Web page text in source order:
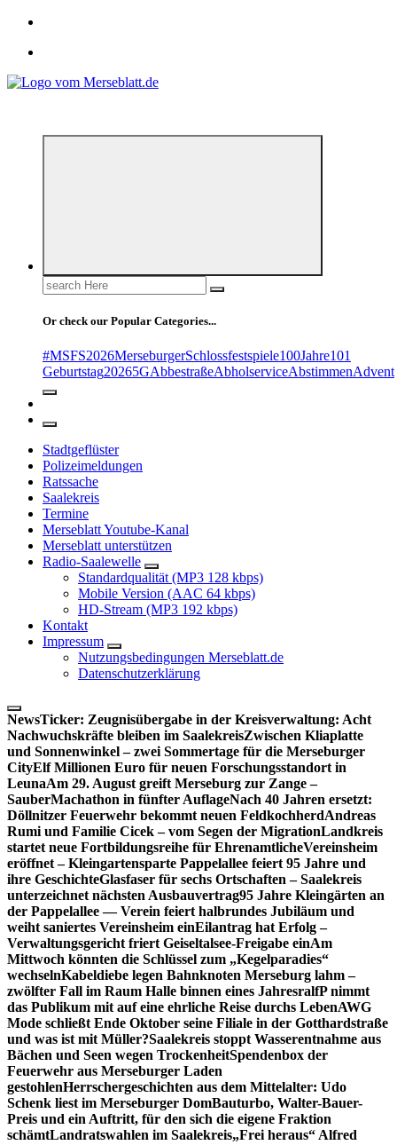
Search
for:
Or check our Popular Categories...
#MSFS2026MerseburgerSchlossfestspiele100Jahre101
Geburtstag20265GAbbestraßeAbholserviceAbstimmenAdvent
Stadtgeflüster
Polizeimeldungen
Ratssache
Saalekreis
Termine
Merseblatt Youtube-Kanal
Merseblatt unterstützen
Radio-Saalewelle
Standardqualität (MP3 128 kbps)
Mobile Version (AAC 64 kbps)
HD-Stream (MP3 192 kbps)
Kontakt
Impressum
Nutzungsbedingungen Merseblatt.de
Datenschutzerklärung
NewsTicker: Zeugnisübergabe in der Kreisverwaltung: Acht
Nachwuchskräfte bleiben im SaalekreisZwischen Kliaplatte
und Sonnenwinkel – zwei Sommertage für die Merseburger
CityElf Millionen Euro für neuen Forschungsstandort in
LeunaAm 29. August greift Merseburg zur Zange –
SauberMachathon in fünfter AuflageNach 40 Jahren ersetzt:
Döllnitzer Feuerwehr bekommt neuen FeldkochherdAndreas
Rumi und Familie Cicek – vom Segen der MigrationLandkreis
startet neue Fortbildungsreihe für EhrenamtlicheVereinsheim
eröffnet – Kleingartensparte Pappelallee feiert 95 Jahre und
ihre GeschichteGlasfaser für sechs Ortschaften – Saalekreis
unterzeichnet nächsten Ausbauvertrag95 Jahre Kleingärten an
der Pappelallee — Verein feiert halbrundes Jubiläum und
weiht saniertes Vereinsheim einEilantrag hat Erfolg –
Verwaltungsgericht friert Geiseltalsee-Freigabe einAm
Mittwoch könnten die Schlüssel zum „Kegelparadies“
wechselnKabeldiebe legen Bahnknoten Merseburg lahm –
zwölfter Fall im Raum Halle binnen eines JahresralfP nimmt
das Publikum mit auf eine ehrliche Reise durchs LebenAWG
Mode schließt Ende Oktober seine Filiale in der Gotthardstraße
und was ist mit Müller?Saalekreis stoppt Wasserentnahme aus
Bächen und Seen wegen TrockenheitSpendenbox der
Feuerwehr aus Merseburger Laden
gestohlenHerrschergeschichten aus dem Mittelalter: Udo
Schenk liest im Merseburger DomBauturbo, Walter-Bauer-
Preis und ein Auftritt, für den sich die eigene Fraktion
schämtLandratswahlen im Saalekreis„Frei heraus“ Alfred